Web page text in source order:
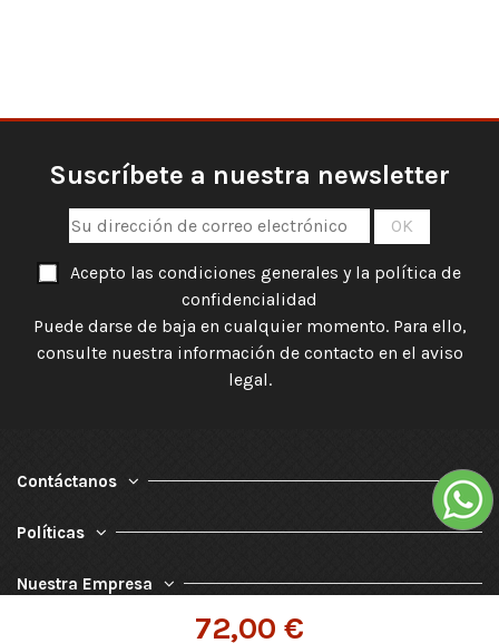
72,00 €
Suscríbete a nuestra newsletter
Acepto las condiciones generales y la política de
confidencialidad
Puede darse de baja en cualquier momento. Para ello,
consulte nuestra información de contacto en el aviso
legal.
Contáctanos
Políticas
Nuestra Empresa